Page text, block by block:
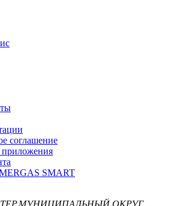
соглашение
приложения
SMART
ОКРУГ